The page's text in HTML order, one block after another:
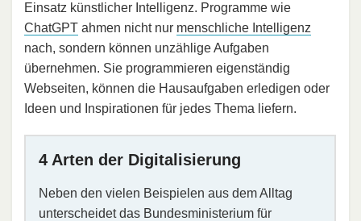
Einsatz künstlicher Intelligenz. Programme wie
ChatGPT ahmen nicht nur menschliche Intelligenz
nach, sondern können unzählige Aufgaben
übernehmen. Sie programmieren eigenständig
Webseiten, können die Hausaufgaben erledigen oder
Ideen und Inspirationen für jedes Thema liefern.
4 Arten der Digitalisierung
Neben den vielen Beispielen aus dem Alltag
unterscheidet das Bundesministerium für